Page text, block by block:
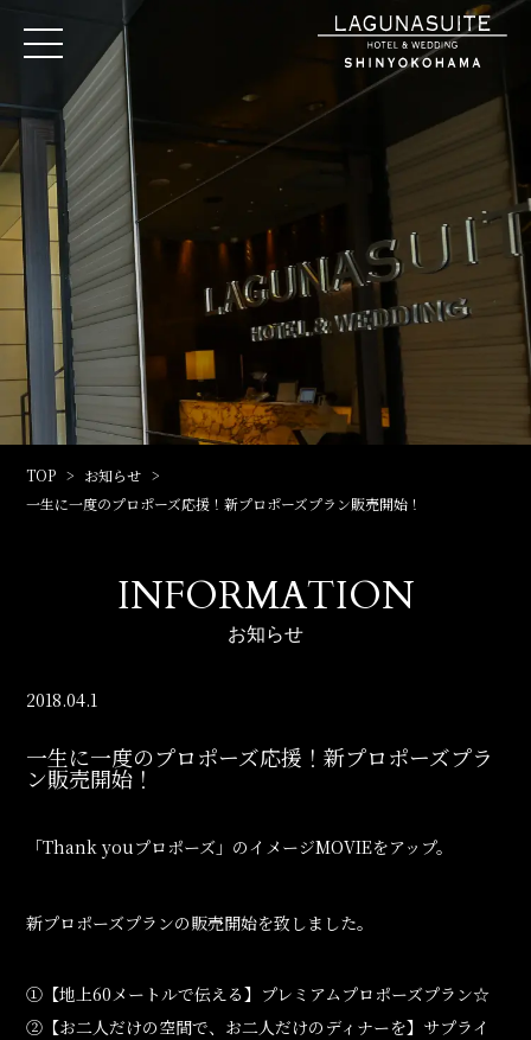
TOP
お知らせ
一生に一度のプロポーズ応援！新プロポーズプラン販売開始！
INFORMATION
お知らせ
2018.04.1
一生に一度のプロポーズ応援！新プロポーズプラ
ン販売開始！
「Thank youプロポーズ」のイメージMOVIEをアップ。
新プロポーズプランの販売開始を致しました。
①【地上60メートルで伝える】プレミアムプロポーズプラン☆
②【お二人だけの空間で、お二人だけのディナーを】サプライ